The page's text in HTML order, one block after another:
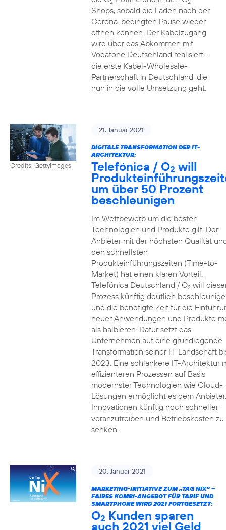
2 2
Shops, sobald die Läden nach der
Corona-bedingten Pause wieder
öffnen können. Der Kabelzugang
wird über das Abkommen mit
Vodafone Deutschland realisiert –
die erste Kabel-Wholesale-
Partnerschaft in Deutschland, die
nun in die volle Umsetzung geht.
Credits: Gettyimages
21. Januar 2021
DIGITALE TRANSFORMATION DER IT-
ARCHITEKTUR:
Telefónica / O2 will
um über 50 Prozent
beschleunigen
Im Wettbewerb um die besten
Technologien und Produkte gilt: Der
Anbieter mit der höchsten Qualität
den schnellsten
Produkteinführungszeiten (Time-to-
Market) hat einen klaren Vorteil.
Telefónica Deutschland / O2will
Prozess künftig deutlich
und die benötigte Zeit für die
neuer Anwendungen und Produkte
als halbieren. Dafür setzt das
Unternehmen auf eine grundlegende
Transformation seiner IT-Landschaft
2023. Eine schlankere IT-Architektur
effizienteren Prozessen auf Basis
modernster Technologien wie Cloud-
Lösungen ermöglicht es dem Anbieter,
Innovationen künftig noch schneller
voranzutreiben und Betriebskosten zu
senken.
20. Januar 2021
MARKETING-INITIATIVE ZUM „TAG NIX“ –
FAIRES KOMBI-ANGEBOT FÜR TARIF UND
SMARTPHONE WIRD 2021 FORTGESETZT:
O2 Kunden sparen
auch 2021 viel Geld